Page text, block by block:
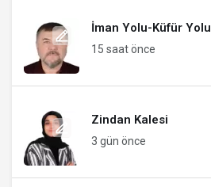
İman Yolu-Küfür Yolu
15 saat önce
Zindan Kalesi
3 gün önce